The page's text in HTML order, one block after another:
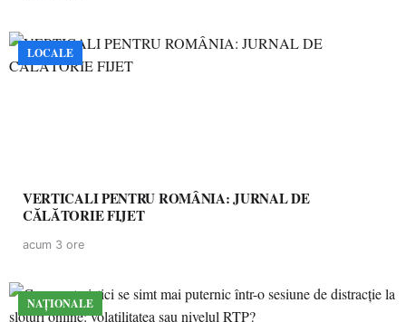
LOCALE
VERTICALI PENTRU ROMÂNIA: JURNAL DE
CĂLĂTORIE FIJET
acum 3 ore
NAȚIONALE